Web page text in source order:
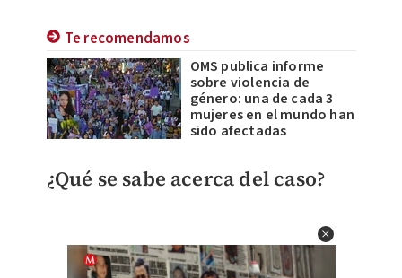
Te recomendamos
OMS publica informe
sobre violencia de
género: una de cada 3
mujeres en el mundo han
sido afectadas
¿Qué se sabe acerca del caso?